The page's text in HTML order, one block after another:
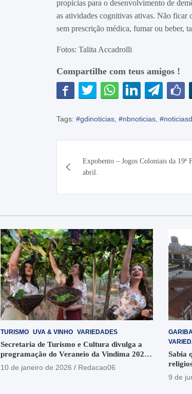
propícias para o desenvolvimento de
as atividades cognitivas ativas. Não ficar
sem prescrição médica, fumar ou beber,
Fotos: Talita Accadrolli
Compartilhe com teus amigos !
Tags: #gdinoticias, #nbnoticias,
de
Post
Expobento – Jogos Coloniais da 19ª
abril.
TURISMO UVA & VINHO VARIEDADES
Secretaria de Turismo e Cultura divulga a
programação do Veraneio da Vindima 2026
em Garibaldi
10 de janeiro de 2026 Redacao06
Sabia
está
9 de